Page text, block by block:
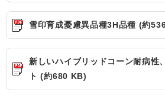
雪印育成憂慮異品種3H品種 (約
新しいハイブリッドコーン耐病性
ト (約680 KB)